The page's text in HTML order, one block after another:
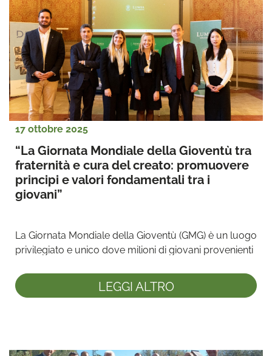
17 ottobre 2025
“La Giornata Mondiale della Gioventù tra
fraternità e cura del creato: promuovere
principi e valori fondamentali tra i
giovani”
La Giornata Mondiale della Gioventù (GMG) è un luogo
privilegiato e unico dove milioni di giovani provenienti
LEGGI ALTRO